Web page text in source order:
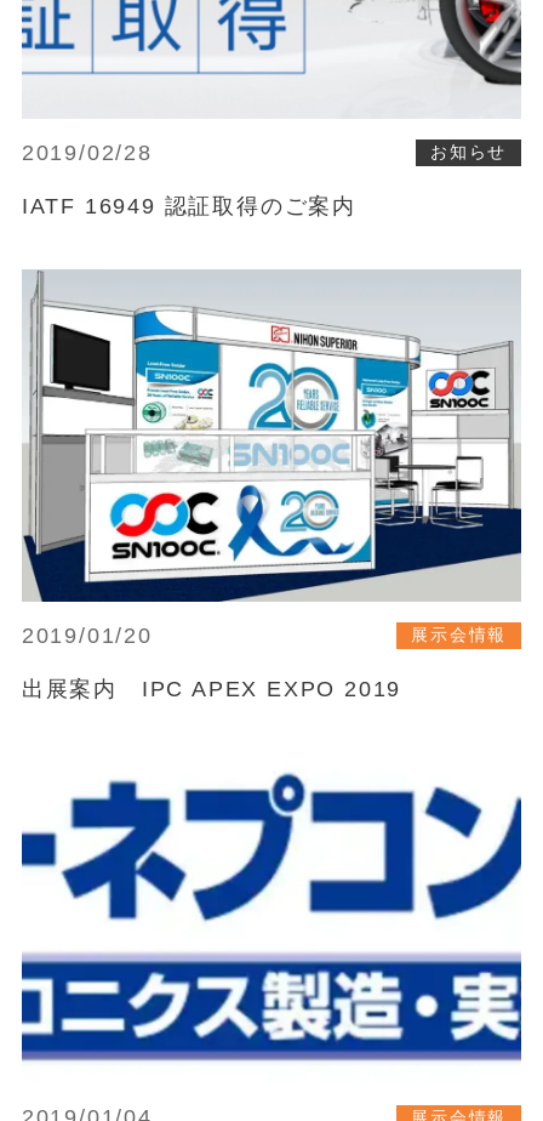
2019/02/28 お知らせ
IATF 16949 認証取得のご案内
2019/01/20 展示会情報
出展案内 IPC APEX EXPO 2019